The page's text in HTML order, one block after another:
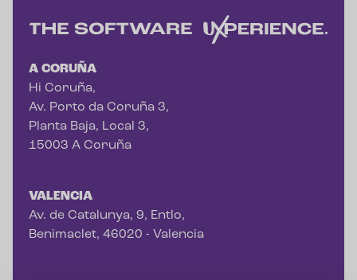
A CORUÑA
Hi Coruña,
Av. Porto da Coruña 3,
Planta Baja, Local 3,
15003 A Coruña
VALENCIA
Av. de Catalunya, 9, Entlo,
Benimaclet, 46020 - Valencia